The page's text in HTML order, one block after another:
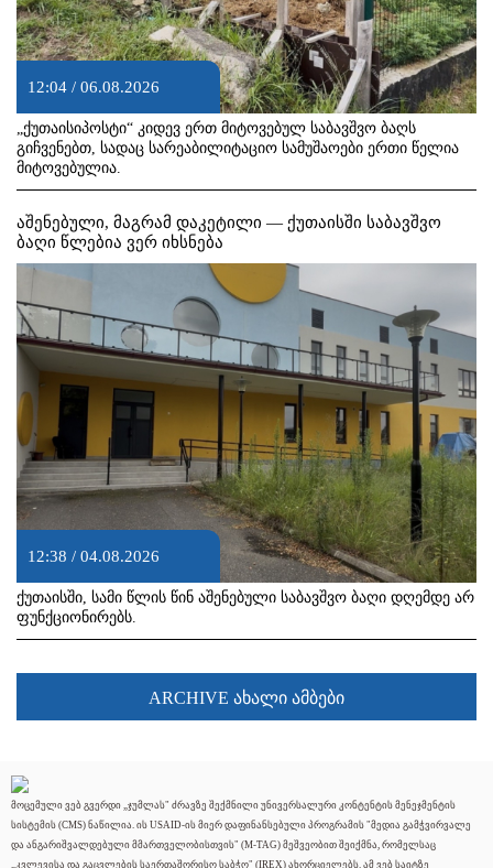
12:04 / 06.08.2026
„ქუთაისიპოსტი“ კიდევ ერთ მიტოვებულ საბავშვო ბაღს
გიჩვენებთ, სადაც სარეაბილიტაციო სამუშაოები ერთი წელია
მიტოვებულია.
აშენებული, მაგრამ დაკეტილი — ქუთაისში საბავშვო
ბაღი წლებია ვერ იხსნება
12:38 / 04.08.2026
ქუთაისში, სამი წლის წინ აშენებული საბავშვო ბაღი დღემდე არ
ფუნქციონირებს.
ARCHIVE ახალი ამბები
მოცემული ვებ გვერდი „ჯუმლას" ძრავზე შექმნილი უნივერსალური კონტენტის მენეჯმენტის
სისტემის (CMS) ნაწილია. ის USAID-ის მიერ დაფინანსებული პროგრამის "მედია გამჭვირვალე
და ანგარიშვალდებული მმართველობისთვის" (M-TAG) მეშვეობით შეიქმნა, რომელსაც
„კვლევისა და გაცვლების საერთაშორისო საბჭო" (IREX) ახორციელებს. ამ ვებ საიტზე